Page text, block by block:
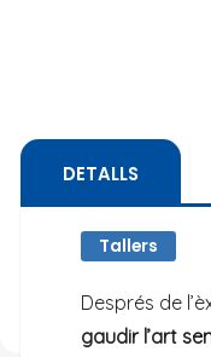
DETALLS
Tallers
Després de
gaudir l’art